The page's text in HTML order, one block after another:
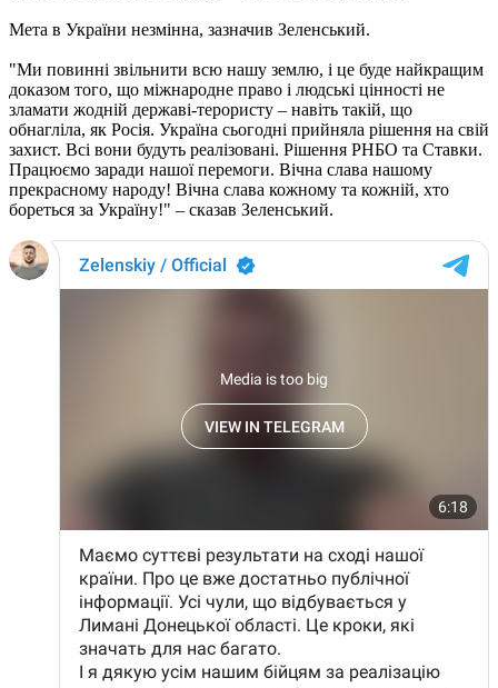
Мета в України незмінна, зазначив Зеленський.
"Ми повинні звільнити всю нашу землю, і це буде найкращим
доказом того, що міжнародне право і людські цінності не
зламати жодній державі-терористу – навіть такій, що
обнагліла, як Росія. Україна сьогодні прийняла рішення на свій
захист. Всі вони будуть реалізовані. Рішення РНБО та Ставки.
Працюємо заради нашої перемоги. Вічна слава нашому
прекрасному народу! Вічна слава кожному та кожній, хто
бореться за Україну!" – сказав Зеленський.